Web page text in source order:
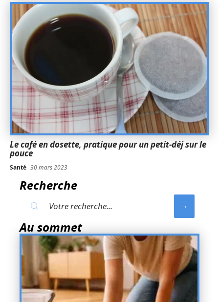
Le café en dosette, pratique pour un petit-déj sur le
pouce
Santé 30 mars 2023
Recherche
Au sommet